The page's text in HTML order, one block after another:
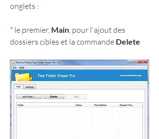
onglets :
* le premier, Main, pour l'ajout des
dossiers cibles et la commande Delete